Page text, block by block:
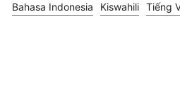
Bahasa Indonesia
Kiswahili Tiếng